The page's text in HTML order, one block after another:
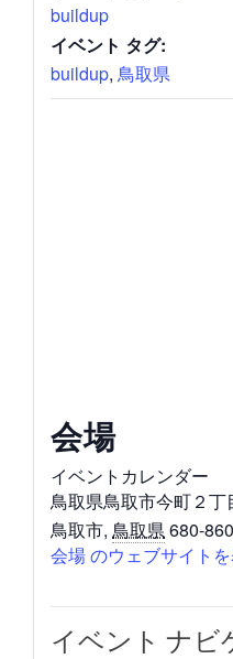
buildup
イベント タグ:
buildup, 鳥取県
会場
イベントカレンダー
鳥取県鳥取市今町２丁
鳥取市, 鳥取県680-
会場 のウェブサイト
イベント ナビ